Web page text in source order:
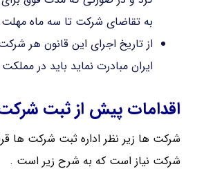
به تقاضای شرکت تا سه ماه
از تاریخ اجرای این قانون هر
ایران مبادرت نماید باید در
اقدامات پیش از ثبت
شرکت ها زیر نظر اداره ثبت شرکت ها
شرکت نیاز است که به شرح زیر است .